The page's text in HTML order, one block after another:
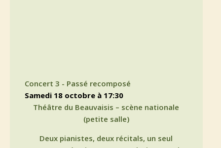
Concert 3 - Passé recomposé
samedi 18 octobre à 17:30
Théâtre du Beauvaisis – scène nationale
(petite salle)
Deux pianistes, deux récitals, un seul